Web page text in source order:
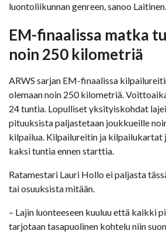
luontoliikunnan genreen, sanoo Laitinen.
EM-finaalissa matka
noin 250 kilometriä
ARWS sarjan EM-finaalissa
olemaan noin 250 kilometriä.
24 tuntia. Lopulliset yksityiskohdat
pituuksista paljastetaan joukkueille
kilpailua. Kilpailureitin ja kilpailukartat
kaksi tuntia ennen starttia.
Ratamestari Lauri Hollo ei paljasta
tai osuuksista mitään.
– Lajin luonteeseen kuuluu että kaikki
tarjotaan tasapuolinen kohtelu niin